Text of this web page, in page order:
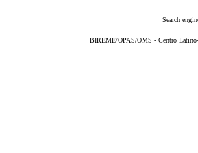
Search
BIREME/OPAS/OMS - Centro Latino-